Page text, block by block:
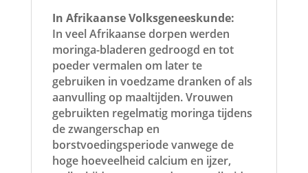
In Afrikaanse Volksgeneeskunde:
In veel Afrikaanse dorpen werden
moringa-bladeren gedroogd en tot
poeder vermalen om later te
gebruiken in voedzame dranken of als
aanvulling op maaltijden. Vrouwen
gebruikten regelmatig moringa tijdens
de zwangerschap en
borstvoedingsperiode vanwege de
hoge hoeveelheid calcium en ijzer,